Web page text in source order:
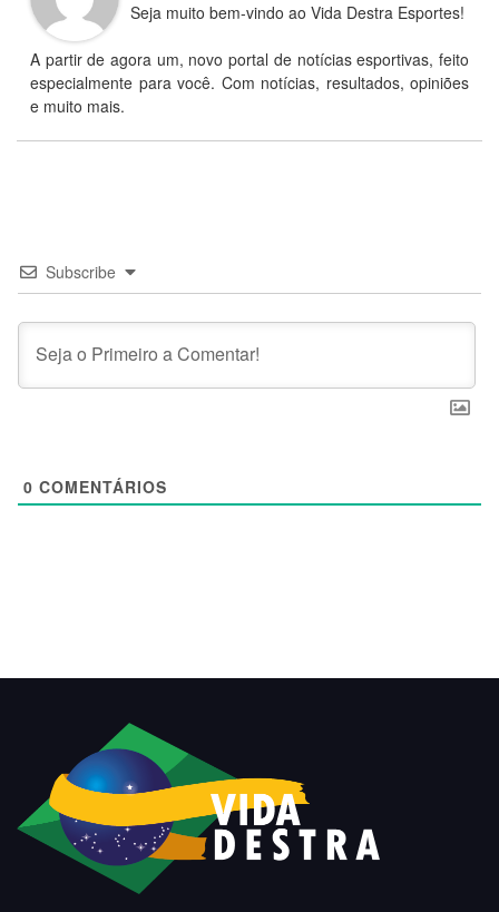
Seja muito bem-vindo ao Vida Destra Esportes!
A partir de agora um, novo portal de notícias esportivas, feito
especialmente para você. Com notícias, resultados, opiniões
e muito mais.
Subscribe
0 COMENTÁRIOS